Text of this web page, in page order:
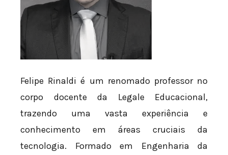
Felipe Rinaldi é um renomado professor no
corpo docente da Legale Educacional,
trazendo uma vasta experiência e
conhecimento em áreas cruciais da
tecnologia. Formado em Engenharia da